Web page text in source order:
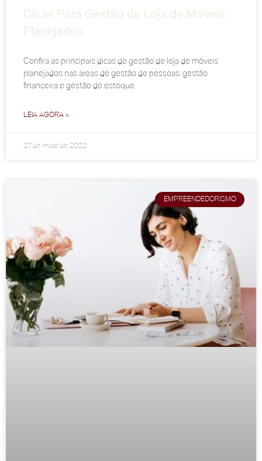
Dicas Para Gestão de Loja de Móveis
Planejados
Confira as principais dicas de gestão de loja de móveis
planejados nas áreas de gestão de pessoas, gestão
financeira e gestão de estoque.
LEIA AGORA »
27 de maio de 2022
EMPREENDEDORISMO